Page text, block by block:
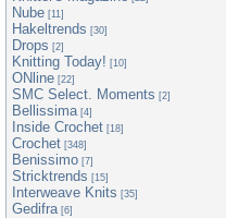
Nube [11]
Hakeltrends [30]
Drops [2]
Knitting Today! [10]
ONline [22]
SMC Select. Moments [2]
Bellissima [4]
Inside Crochet [18]
Crochet [348]
Benissimo [7]
Stricktrends [15]
Interweave Knits [35]
Gedifra [6]